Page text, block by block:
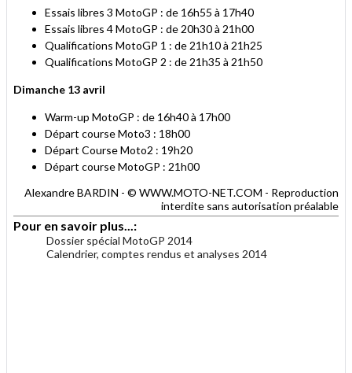
Essais libres 3 MotoGP : de 16h55 à 17h40
Essais libres 4 MotoGP : de 20h30 à 21h00
Qualifications MotoGP 1 : de 21h10 à 21h25
Qualifications MotoGP 2 : de 21h35 à 21h50
Dimanche 13 avril
Warm-up MotoGP : de 16h40 à 17h00
Départ course Moto3 : 18h00
Départ Course Moto2 : 19h20
Départ course MotoGP : 21h00
Alexandre BARDIN - © WWW.MOTO-NET.COM - Reproduction
interdite sans autorisation préalable
Pour en savoir plus...:
Dossier spécial MotoGP 2014
Calendrier, comptes rendus et analyses 2014